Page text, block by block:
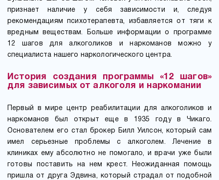
признает наличие у себя зависимости и, следуя
рекомендациям психотерапевта, избавляется от тяги к
вредным веществам. Больше информации о программе
12 шагов для алкоголиков и наркоманов можно у
специалиста нашего наркологического центра.
История создания программы «12 шагов»
для зависимых от алкоголя и наркомании
Первый в мире центр реабилитации для алкоголиков и
наркоманов был открыт еще в 1935 году в Чикаго.
Основателем его стал брокер Билл Уилсон, который сам
имел серьезные проблемы с алкоголем. Лечение в
клиниках ему абсолютно не помогало, и врачи уже были
готовы поставить на нем крест. Неожиданная помощь
пришла от друга Эдвина, который страдал от подобной